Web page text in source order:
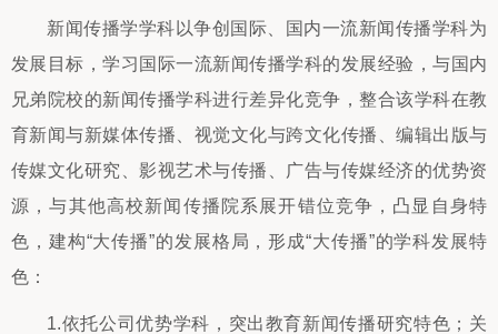
新闻传播学学科以争创国际、国内一流新闻传播学科为
发展目标，学习国际一流新闻传播学科的发展经验，与国内
兄弟院校的新闻传播学科进行差异化竞争，整合该学科在教
育新闻与新媒体传播、视觉文化与跨文化传播、编辑出版与
传媒文化研究、影视艺术与传播、广告与传媒经济的优势资
源，与其他高校新闻传播院系展开错位竞争，凸显自身特
色，建构“大传播”的发展格局，形成“大传播”的学科发展特
色：
1.依托公司优势学科，突出教育新闻传播研究特色；关